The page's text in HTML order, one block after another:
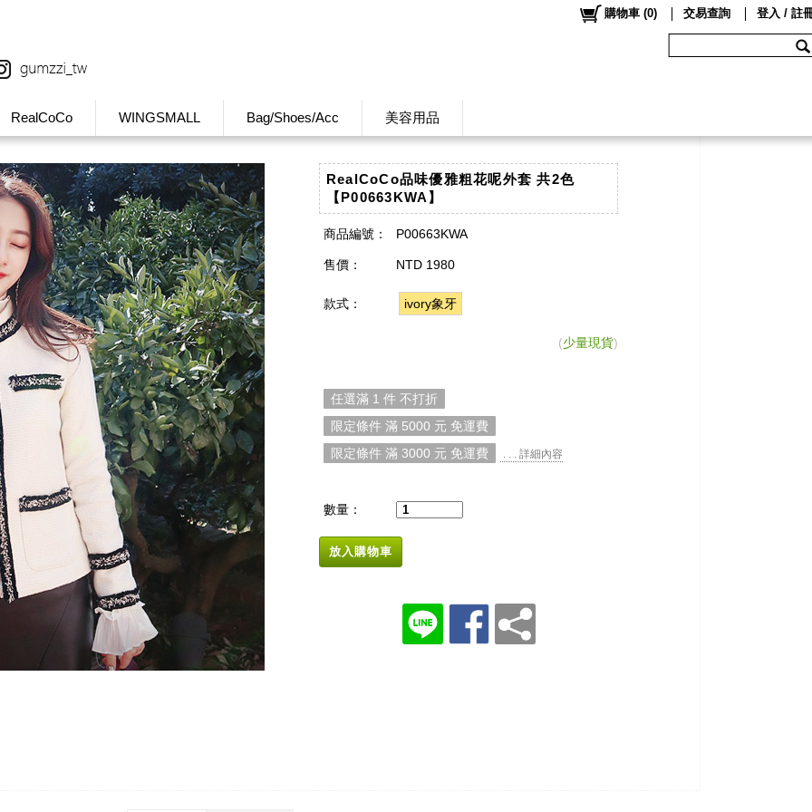
RealCoCo WINGSMALL Bag/Shoes/Acc 美容用品
購物車 (0) 交易查詢 登入 / 註
RealCoCo品味優雅粗花呢外套 共2色
【P00663KWA】
商品編號： P00663KWA
售價： NTD 1980
款式： ivory象牙
(少量現貨)
任選滿 1 件 不打折
限定條件 滿 5000 元 免運費
限定條件 滿 3000 元 免運費
. . . 詳細內容
數量：
放入購物車